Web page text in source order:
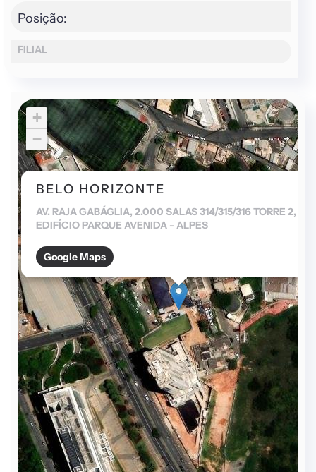
Posição:
FILIAL
BELO HORIZONTE
AV. RAJA GABÁGLIA, 2.000 SALAS 314/315/316 TORRE 2,
EDIFÍCIO PARQUE AVENIDA - ALPES
Google Maps
+
−